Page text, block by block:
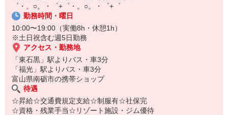
゜・。○。・゜+゜・。○。・゜+゜
勤務時間・曜日
10:00〜19:00（実働8h・休憩1h）
※土日祝含む週5日勤務
アクセス・勤務地
「東石黒」駅よりバス・車3分
「福光」駅よりバス・車3分
富山県南砺市の携帯ショップ
待遇
☆昇給☆交通費規定支給☆制服有☆社保完
☆資格・残業手当☆リゾート施設・ジム優待